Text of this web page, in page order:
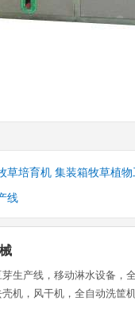
草培育机 集装箱牧草植
线
生产线，移动淋水设备，
机，风干机，全自动洗筐